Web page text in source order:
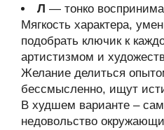
Л — тонко
Мягкость характера,
подобрать ключик к
артистизмом и
Желание делиться
бессмысленно, ищут
В худшем варианте –
недовольство